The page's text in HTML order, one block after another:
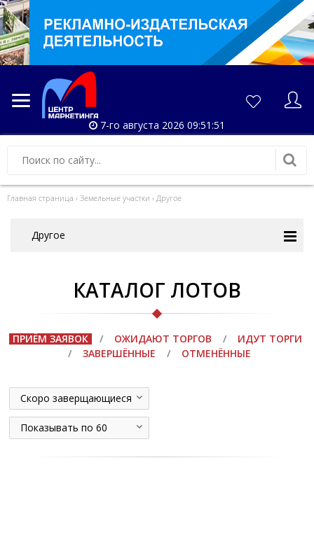
7-го августа 2026 09:51:51
Главная страница › Земельные участки › Другое
Другое
КАТАЛОГ ЛОТОВ
ПРИЁМ ЗАЯВОК / ОЖИДАЮТ ТОРГОВ /
ИДУТ ТОРГИ
/
ЗАВЕРШЁННЫЕ / ОТМЕНЁННЫЕ
Скоро заверщающиеся
Показывать по 60